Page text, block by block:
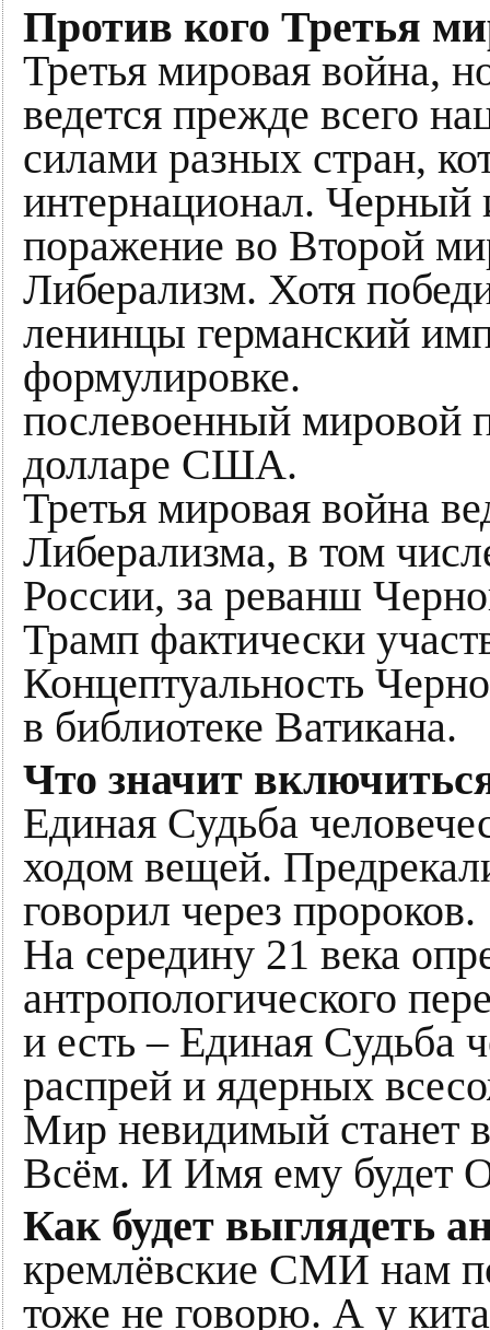
Против кого Третья
Третья мировая война,
ведется прежде всего
силами разных стран,
интернационал. Черный
поражение во Второй
Либерализм. Хотя
ленинцы германский
формулировке.
послевоенный мировой
долларе США.
Третья мировая война
Либерализма, в том
России, за реванш
Трамп фактически
Концептуальность
в библиотеке Ватикана.
Что значит
Единая Судьба
ходом вещей.
говорил через пророков.
На середину 21 века
антропологического
и есть – Единая Судьба
распрей и ядерных
Мир невидимый станет
Всём. И Имя ему будет
Как будет выглядеть
кремлёвские СМИ нам
тоже не говорю. А у